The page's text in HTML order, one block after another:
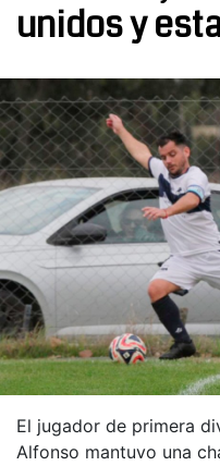
unidos y
El jugador de primera
Alfonso mantuvo una